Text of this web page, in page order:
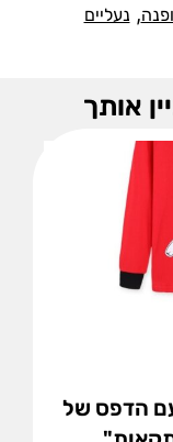
, נעליים
אותך
עם הדפס של